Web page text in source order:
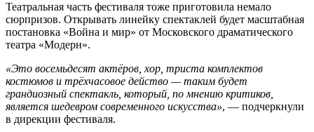
Театральная часть фестиваля тоже приготовила немало
сюрпризов. Открывать линейку спектаклей будет масштабная
постановка «Война и мир» от Московского драматического
театра «Модерн».
«Это восемьдесят актёров, хор, триста комплектов
костюмов и трёхчасовое действо — таким будет
грандиозный спектакль, который, по мнению критиков,
является шедевром современного искусства», — подчеркнули
в дирекции фестиваля.